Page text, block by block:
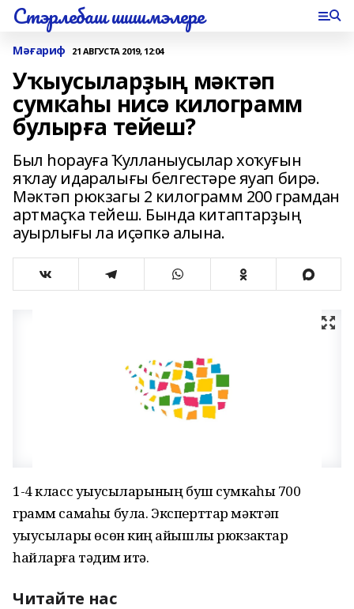
Стэрлебаш шишмэлере
Мәғариф 21 АВГУСТА 2019, 12:04
Уҡыусыларҙың мәктәп
сумкаһы нисә килограмм
булырға тейеш?
Был һорауға Ҡулланыусылар хоҡуғын
яҡлау идаралығы белгестәре яуап бирә.
Мәктәп рюкзагы 2 килограмм 200 грамдан
артмаҫҡа тейеш. Бында китаптарҙың
ауырлығы ла иҫәпкә алына.
1-4 класс уҡыусыларының буш сумкаһы 700
грамм самаһы була. Эксперттар мәктәп
уҡыусылары өсөн киң ҡайышлы рюкзактар
һайларға тәҡдим итә.
Читайте нас